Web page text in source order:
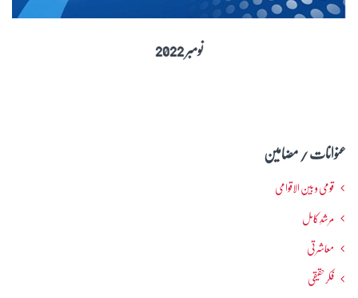
نومبر 2022
عنوانات / مضامین
قومی و بین الاقوامی
مرشدِ کامل
معاشرتی
فکرحقیقی